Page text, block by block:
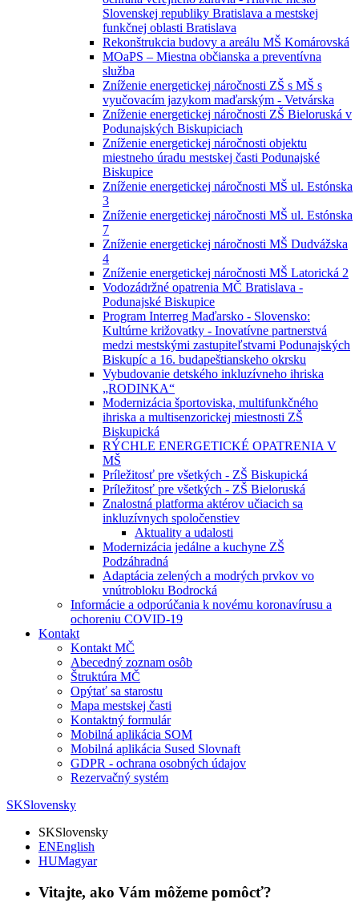
Slovenskej republiky Bratislava a mestskej
funkčnej oblasti Bratislava
Rekonštrukcia budovy a areálu MŠ Komárovská
MOaPS – Miestna občianska a preventívna
služba
Zníženie energetickej náročnosti ZŠ s MŠ s
vyučovacím jazykom maďarským - Vetvárska
Zníženie energetickej náročnosti ZŠ Bieloruská v
Podunajských Biskupiciach
Zníženie energetickej náročnosti objektu
miestneho úradu mestskej časti Podunajské
Biskupice
Zníženie energetickej náročnosti MŠ ul. Estónska
3
Zníženie energetickej náročnosti MŠ ul. Estónska
7
Zníženie energetickej náročnosti MŠ Dudvážska
4
Zníženie energetickej náročnosti MŠ Latorická 2
Vodozádržné opatrenia MČ Bratislava -
Podunajské Biskupice
Program Interreg Maďarsko - Slovensko:
Kultúrne križovatky - Inovatívne partnerstvá
medzi mestskými zastupiteľstvami Podunajských
Biskupíc a 16. budapeštianskeho okrsku
Vybudovanie detského inkluzívneho ihriska
„RODINKA“
Modernizácia športoviska, multifunkčného
ihriska a multisenzorickej miestnosti ZŠ
Biskupická
RÝCHLE ENERGETICKÉ OPATRENIA V
MŠ
Príležitosť pre všetkých - ZŠ Biskupická
Príležitosť pre všetkých - ZŠ Bieloruská
Znalostná platforma aktérov učiacich sa
inkluzívnych spoločenstiev
Aktuality a udalosti
Modernizácia jedálne a kuchyne ZŠ
Podzáhradná
Adaptácia zelených a modrých prvkov vo
vnútrobloku Bodrocká
Informácie a odporúčania k novému koronavírusu a
ochoreniu COVID-19
Kontakt
Kontakt MČ
Abecedný zoznam osôb
Štruktúra MČ
Opýtať sa starostu
Mapa mestskej časti
Kontaktný formulár
Mobilná aplikácia SOM
Mobilná aplikácia Sused Slovnaft
GDPR - ochrana osobných údajov
Rezervačný systém
SKSlovensky
SKSlovensky
ENEnglish
HUMagyar
Vitajte, ako Vám môžeme pomôcť?